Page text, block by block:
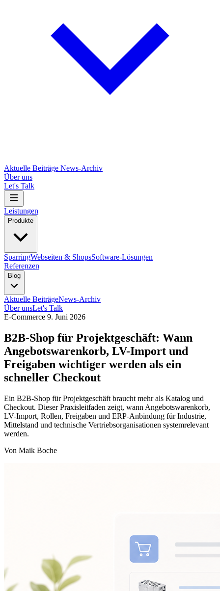
Aktuelle Beiträge News-Archiv
Über uns
Let's Talk
Leistungen
Produkte
SparringWebseiten & ShopsSoftware-Lösungen
Referenzen
Blog
Aktuelle BeiträgeNews-Archiv
Über unsLet's Talk
E-Commerce 9. Juni 2026
B2B-Shop für Projektgeschäft: Wann
Angebotswarenkorb, LV-Import und
Freigaben wichtiger werden als ein
schneller Checkout
Ein B2B-Shop für Projektgeschäft braucht mehr als Katalog und
Checkout. Dieser Praxisleitfaden zeigt, wann Angebotswarenkorb,
LV-Import, Rollen, Freigaben und ERP-Anbindung für Industrie,
Mittelstand und technische Vertriebsorganisationen systemrelevant
werden.
Von Maik Boche